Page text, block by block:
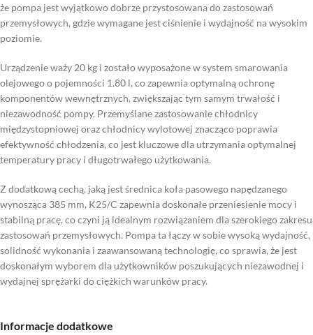
że pompa jest wyjątkowo dobrze przystosowana do zastosowań
przemysłowych, gdzie wymagane jest ciśnienie i wydajność na wysokim
poziomie.
Urządzenie waży 20 kg i zostało wyposażone w system smarowania
olejowego o pojemności 1.80 l, co zapewnia optymalną ochronę
komponentów wewnętrznych, zwiększając tym samym trwałość i
niezawodność pompy. Przemyślane zastosowanie chłodnicy
międzystopniowej oraz chłodnicy wylotowej znacząco poprawia
efektywność chłodzenia, co jest kluczowe dla utrzymania optymalnej
temperatury pracy i długotrwałego użytkowania.
Z dodatkową cechą, jaką jest średnica koła pasowego napędzanego
wynosząca 385 mm, K25/C zapewnia doskonałe przeniesienie mocy i
stabilną pracę, co czyni ją idealnym rozwiązaniem dla szerokiego zakresu
zastosowań przemysłowych. Pompa ta łączy w sobie wysoką wydajność,
solidność wykonania i zaawansowaną technologię, co sprawia, że jest
doskonałym wyborem dla użytkowników poszukujących niezawodnej i
wydajnej sprężarki do ciężkich warunków pracy.
Informacje dodatkowe